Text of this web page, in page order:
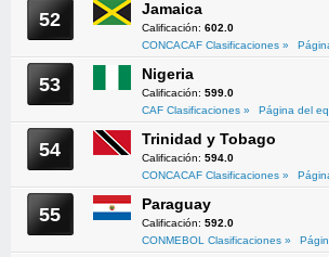
52 Jamaica
Calificación: 602.0
CONCACAF Clasificaciones »
53 Nigeria
Calificación: 599.0
CAF Clasificaciones »
Página del
54 Trinidad y Tobago
Calificación: 594.0
CONCACAF Clasificaciones »
55 Paraguay
Calificación: 592.0
CONMEBOL Clasificaciones »